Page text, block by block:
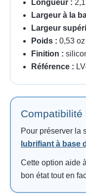
Longueur :
Largeur à la
Largeur
Poids : 0,53
Finition :
Référence :
Compatibilité
Pour préserver la
lubrifiant à base
Cette option aide
bon état tout en